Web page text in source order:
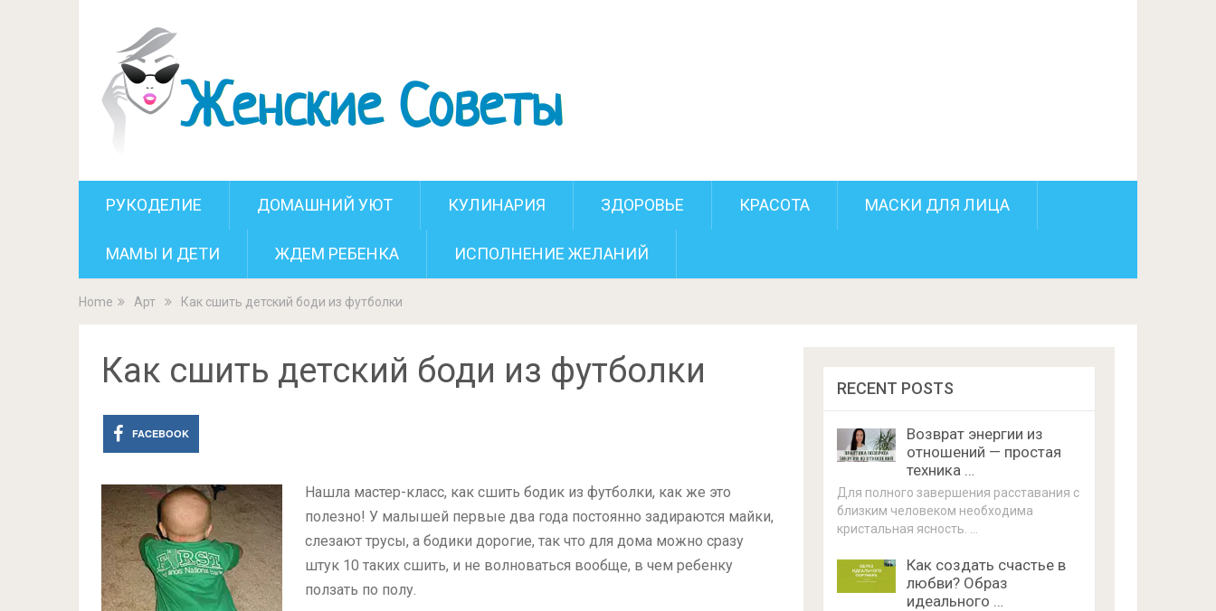
РУКОДЕЛИЕ ДОМАШНИЙ УЮТ КУЛИНАРИЯ ЗДОРОВЬЕ КРАСОТА МАСКИ ДЛЯ ЛИЦА
МАМЫ И ДЕТИ ЖДЕМ РЕБЕНКА ИСПОЛНЕНИЕ ЖЕЛАНИЙ
Home Арт Как сшить детский боди из футболки
Как сшить детский боди из футболки
FACEBOOK
Нашла мастер-класс, как сшить бодик из футболки, как же это
полезно! У малышей первые два года постоянно задираются майки,
слезают трусы, а бодики дорогие, так что для дома можно сразу
штук 10 таких сшить, и не волноваться вообще, в чем ребенку
ползать по полу.
RECENT POSTS
Возврат энергии из
отношений — простая
техника …
Для полного завершения расставания с
близким человеком необходима
кристальная ясность. …
Как создать счастье в
любви? Образ
идеального …